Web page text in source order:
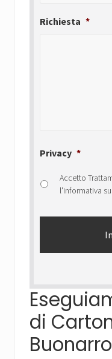
Richiesta *
Privacy *
Accetto
l'informativa
di